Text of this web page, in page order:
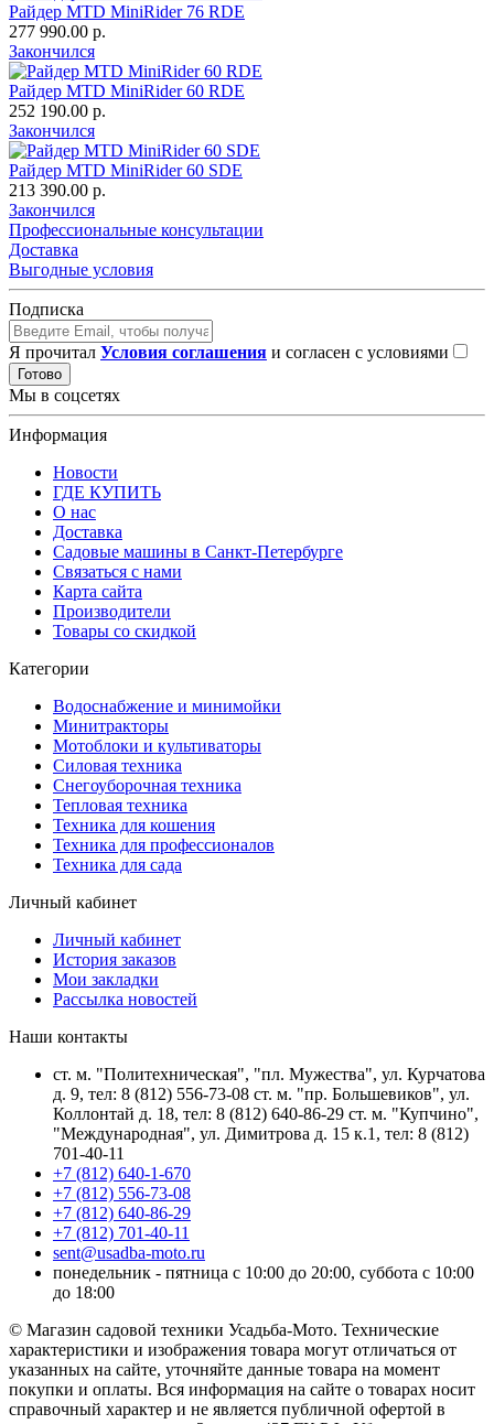
Райдер MTD MiniRider 76 RDE
277 990.00 р.
Закончился
Райдер MTD MiniRider 60 RDE
252 190.00 р.
Закончился
Райдер MTD MiniRider 60 SDE
213 390.00 р.
Закончился
Профессиональные консультации
Доставка
Выгодные условия
Подписка
Я прочитал Условия соглашения и согласен с условиями
Готово
Мы в соцсетях
Информация
Новости
ГДЕ КУПИТЬ
О нас
Доставка
Садовые машины в Санкт-Петербурге
Связаться с нами
Карта сайта
Производители
Товары со скидкой
Категории
Водоснабжение и минимойки
Минитракторы
Мотоблоки и культиваторы
Силовая техника
Снегоуборочная техника
Тепловая техника
Техника для кошения
Техника для профессионалов
Техника для сада
Личный кабинет
Личный кабинет
История заказов
Мои закладки
Рассылка новостей
Наши контакты
ст. м. "Политехническая", "пл. Мужества", ул. Курчатова
д. 9, тел: 8 (812) 556-73-08 ст. м. "пр. Большевиков", ул.
Коллонтай д. 18, тел: 8 (812) 640-86-29 ст. м. "Купчино",
"Международная", ул. Димитрова д. 15 к.1, тел: 8 (812)
701-40-11
+7 (812) 640-1-670
+7 (812) 556-73-08
+7 (812) 640-86-29
+7 (812) 701-40-11
sent@usadba-moto.ru
понедельник - пятница с 10:00 до 20:00, суббота с 10:00
до 18:00
© Магазин садовой техники Усадьба-Мото. Технические
характеристики и изображения товара могут отличаться от
указанных на сайте, уточняйте данные товара на момент
покупки и оплаты. Вся информация на сайте о товарах носит
справочный характер и не является публичной офертой в